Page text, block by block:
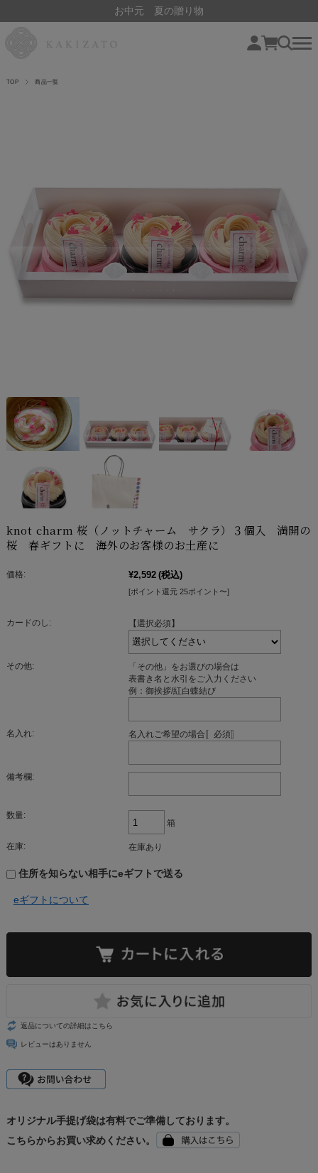
お中元 夏の贈り物
TOP 商品一覧
knot charm 桜（ノットチャーム サクラ）３個入 満開の
桜 春ギフトに 海外のお客様のお土産に
価格: ¥2,592 (税込)
[ポイント還元 25ポイント〜]
カードのし: 【選択必須】
その他:
「その他」をお選びの場合は
表書き名と水引をご入力ください
例：御挨拶/紅白蝶結び
名入れ: 名入れご希望の場合〚必須〛
備考欄:
数量:
箱
在庫: 在庫あり
住所を知らない相手にeギフトで送る
eギフトについて
返品についての詳細はこちら
レビューはありません
オリジナル手提げ袋は有料でご準備しております。
こちらからお買い求めください。